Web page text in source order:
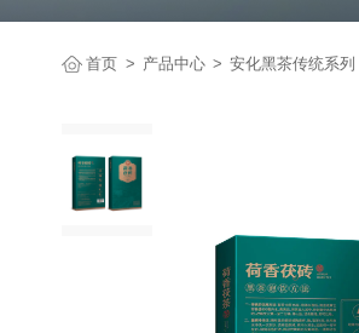
首页 产品中心 安化黑茶传统系列